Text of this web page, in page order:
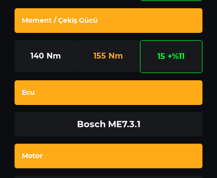
Moment / Çekiş Gücü
140 Nm 155 Nm 15 +%11
Ecu
Bosch ME7.3.1
Motor